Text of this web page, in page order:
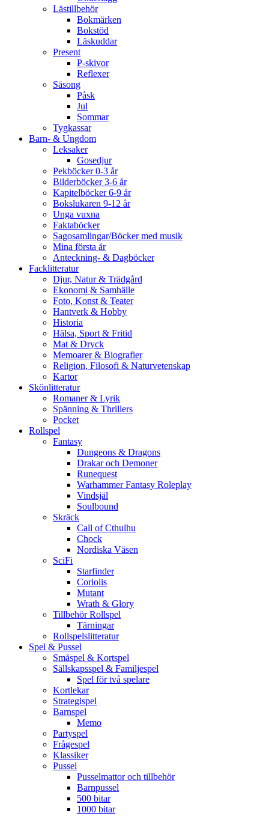
Lästillbehör
Bokmärken
Bokstöd
Läskuddar
Present
P-skivor
Reflexer
Säsong
Påsk
Jul
Sommar
Tygkassar
Barn- & Ungdom
Leksaker
Gosedjur
Pekböcker 0-3 år
Bilderböcker 3-6 år
Kapitelböcker 6-9 år
Bokslukaren 9-12 år
Unga vuxna
Faktaböcker
Sagosamlingar/Böcker med musik
Mina första år
Anteckning- & Dagböcker
Facklitteratur
Djur, Natur & Trädgård
Ekonomi & Samhälle
Foto, Konst & Teater
Hantverk & Hobby
Historia
Hälsa, Sport & Fritid
Mat & Dryck
Memoarer & Biografier
Religion, Filosofi & Naturvetenskap
Kartor
Skönlitteratur
Romaner & Lyrik
Spänning & Thrillers
Pocket
Rollspel
Fantasy
Dungeons & Dragons
Drakar och Demoner
Runequest
Warhammer Fantasy Roleplay
Vindsjäl
Soulbound
Skräck
Call of Cthulhu
Chock
Nordiska Väsen
SciFi
Starfinder
Coriolis
Mutant
Wrath & Glory
Tillbehör Rollspel
Tärningar
Rollspelslitteratur
Spel & Pussel
Småspel & Kortspel
Sällskapsspel & Familjespel
Spel för två spelare
Kortlekar
Strategispel
Barnspel
Memo
Partyspel
Frågespel
Klassiker
Pussel
Pusselmattor och tillbehör
Barnpussel
500 bitar
1000 bitar